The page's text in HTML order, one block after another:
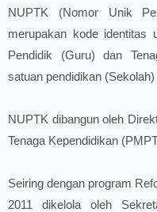
NUPTK (Nomor Unik
merupakan kode identitas
Pendidik (Guru) dan
satuan pendidikan
NUPTK dibangun oleh
Tenaga Kependidikan
Seiring dengan program
2011 dikelola oleh